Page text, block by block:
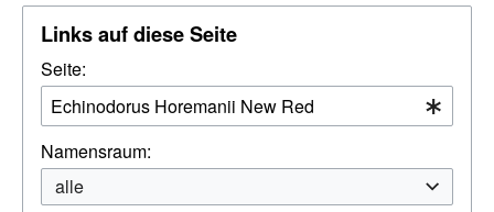
Links auf diese Seite
Seite:
Namensraum:
alle